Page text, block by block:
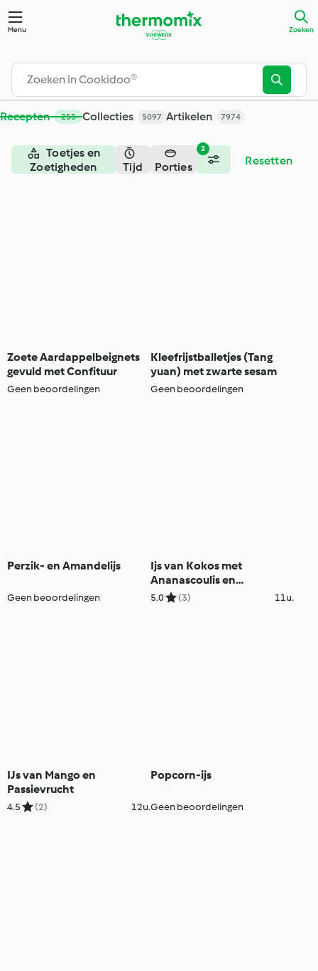
Menu Zoeken
Recepten 255 Collecties 5097 Artikelen 7974
2
Toetjes en
Zoetigheden
Tijd Porties Resetten
Zoete Aardappelbeignets
gevuld met Confituur
Geen beoordelingen
Kleefrijstballetjes (Tang
yuan) met zwarte sesam
Geen beoordelingen
Perzik- en Amandelijs
Geen beoordelingen
Ijs van Kokos met
Ananascoulis en
Gemberkoekjes
5.0 (3) 11u.
IJs van Mango en
Passievrucht
4.5 (2) 12u.
Popcorn-ijs
Geen beoordelingen
Zoeken - Cookidoo® – het officiële Thermomix®-